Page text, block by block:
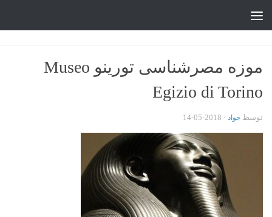
موزه مصرشناسی تورینو Museo
Egizio di Torino
توسط جواد ·
2018-05-14